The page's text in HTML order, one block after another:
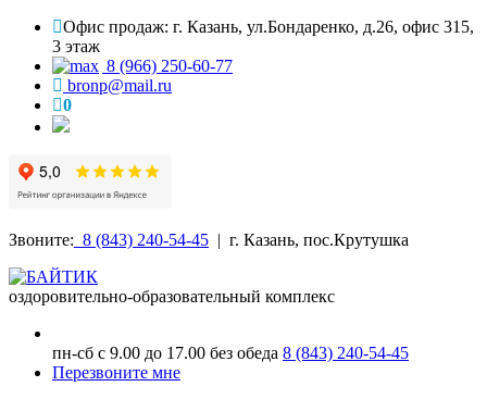
Офис продаж: г. Казань, ул.Бондаренко, д.26, офис 315,
3 этаж
8 (966) 250-60-77
bronp@mail.ru
0
Звоните: 8 (843) 240-54-45 | г. Казань, пос.Крутушка
оздоровительно-образовательный комплекс
пн-сб с 9.00 до 17.00 без обеда 8 (843) 240-54-45
Перезвоните мне